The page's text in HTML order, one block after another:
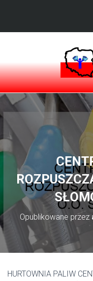
Opublikowane przez
HURTOWNIA PALIW